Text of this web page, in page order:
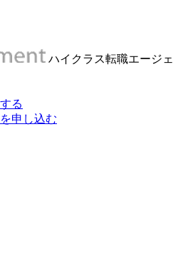
ハイクラス転職エージェ
る
申し込む